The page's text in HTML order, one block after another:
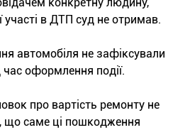
участі в ДТП суд не отримав.
автомобіля не зафіксували
час оформлення події.
про вартість ремонту не
що саме ці пошкодження